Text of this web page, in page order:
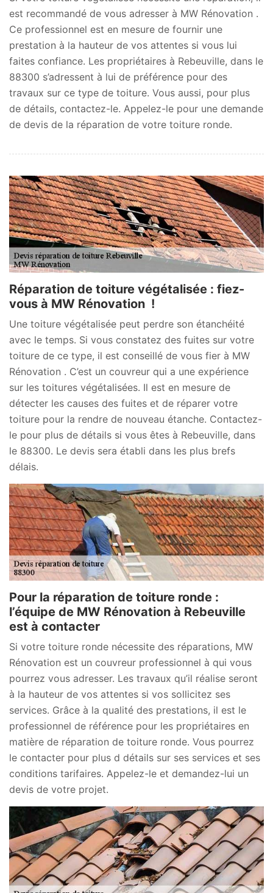
est recommandé de vous adresser à MW Rénovation .
Ce professionnel est en mesure de fournir une
prestation à la hauteur de vos attentes si vous lui
faites confiance. Les propriétaires à Rebeuville, dans le
88300 s’adressent à lui de préférence pour des
travaux sur ce type de toiture. Vous aussi, pour plus
de détails, contactez-le. Appelez-le pour une demande
de devis de la réparation de votre toiture ronde.
Réparation de toiture végétalisée : fiez-
vous à MW Rénovation !
Une toiture végétalisée peut perdre son étanchéité
avec le temps. Si vous constatez des fuites sur votre
toiture de ce type, il est conseillé de vous fier à MW
Rénovation . C’est un couvreur qui a une expérience
sur les toitures végétalisées. Il est en mesure de
détecter les causes des fuites et de réparer votre
toiture pour la rendre de nouveau étanche. Contactez-
le pour plus de détails si vous êtes à Rebeuville, dans
le 88300. Le devis sera établi dans les plus brefs
délais.
Pour la réparation de toiture ronde :
l’équipe de MW Rénovation à Rebeuville
est à contacter
Si votre toiture ronde nécessite des réparations, MW
Rénovation est un couvreur professionnel à qui vous
pourrez vous adresser. Les travaux qu’il réalise seront
à la hauteur de vos attentes si vos sollicitez ses
services. Grâce à la qualité des prestations, il est le
professionnel de référence pour les propriétaires en
matière de réparation de toiture ronde. Vous pourrez
le contacter pour plus d détails sur ses services et ses
conditions tarifaires. Appelez-le et demandez-lui un
devis de votre projet.